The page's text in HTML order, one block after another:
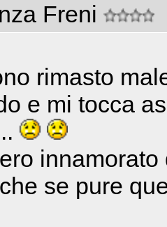
Freni
rimasto
e mi tocca
se pure